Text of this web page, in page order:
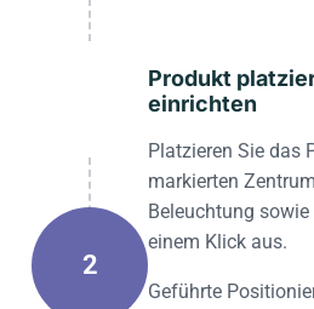
2
Produkt
einrichten
Platzieren Sie das
markierten
Beleuchtung
einem Klick aus.
Geführte